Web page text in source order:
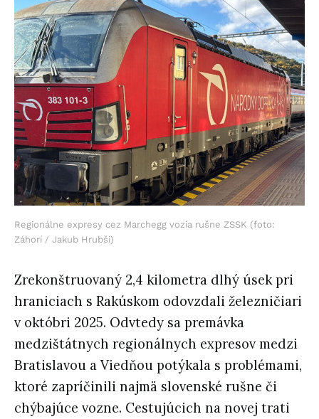
Regionálne expresy cez Marchegg vozia rušne ZSSK (foto:
Záhorí / Jakub Hrubši)
Zrekonštruovaný 2,4 kilometra dlhý úsek pri
hraniciach s Rakúskom odovzdali železničiari
v októbri 2025. Odvtedy sa premávka
medzištátnych regionálnych expresov medzi
Bratislavou a Viedňou potýkala s problémami,
ktoré zapríčinili najmä slovenské rušne či
chýbajúce vozne. Cestujúcich na novej trati